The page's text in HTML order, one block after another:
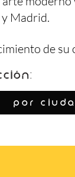
Madrid.
de su
por